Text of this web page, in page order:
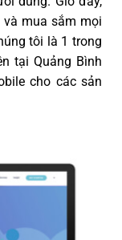
mua sắm mọi
tôi là 1 trong
tại Quảng Bình
cho các sản